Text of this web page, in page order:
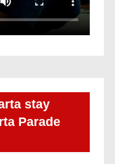
stay
Parade